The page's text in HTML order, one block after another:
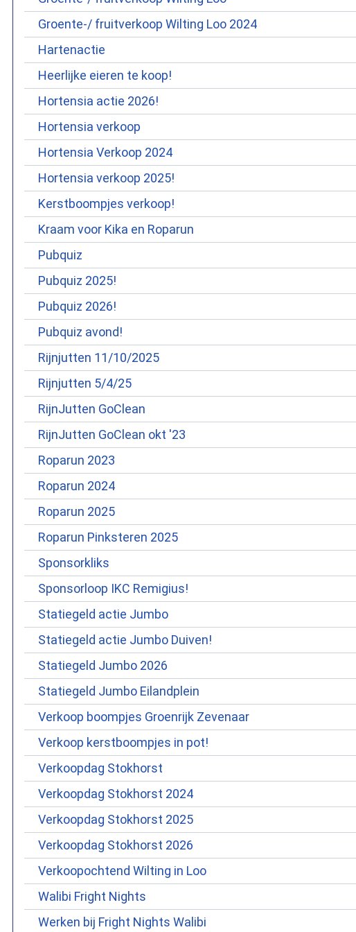
Groente-/ fruitverkoop Wilting Loo 2024
Hartenactie
Heerlijke eieren te koop!
Hortensia actie 2026!
Hortensia verkoop
Hortensia Verkoop 2024
Hortensia verkoop 2025!
Kerstboompjes verkoop!
Kraam voor Kika en Roparun
Pubquiz
Pubquiz 2025!
Pubquiz 2026!
Pubquiz avond!
Rijnjutten 11/10/2025
Rijnjutten 5/4/25
RijnJutten GoClean
RijnJutten GoClean okt '23
Roparun 2023
Roparun 2024
Roparun 2025
Roparun Pinksteren 2025
Sponsorkliks
Sponsorloop IKC Remigius!
Statiegeld actie Jumbo
Statiegeld actie Jumbo Duiven!
Statiegeld Jumbo 2026
Statiegeld Jumbo Eilandplein
Verkoop boompjes Groenrijk Zevenaar
Verkoop kerstboompjes in pot!
Verkoopdag Stokhorst
Verkoopdag Stokhorst 2024
Verkoopdag Stokhorst 2025
Verkoopdag Stokhorst 2026
Verkoopochtend Wilting in Loo
Walibi Fright Nights
Werken bij Fright Nights Walibi